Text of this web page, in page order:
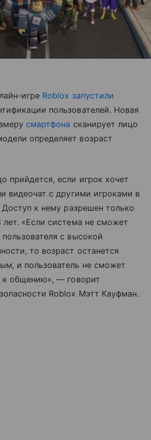
игре Roblox запустили
пользователей. Новая
смартфона сканирует лицо
определяет возраст
прийдется, если игрок хочет
видеочат с другими игроками в
к нему разрешен только
«Если система не сможет
с высокой
то возраст останется
и пользователь не сможет
к общению», — говорит
Roblox Мэтт Кауфман.